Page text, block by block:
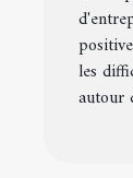
les
autour